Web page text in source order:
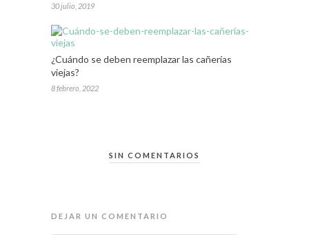
30 julio, 2019
¿Cuándo se deben reemplazar las cañerías
viejas?
8 febrero, 2022
SIN COMENTARIOS
DEJAR UN COMENTARIO